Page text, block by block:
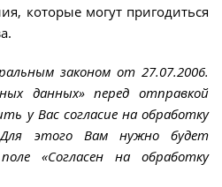
которые могут пригодиться
законом от 27.07.2006.
данных» перед отправкой
у Вас согласие на обработку
Для этого Вам нужно будет
«Согласен на обработку